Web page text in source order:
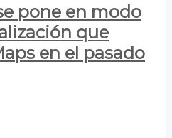
pone en modo
que
en el pasado